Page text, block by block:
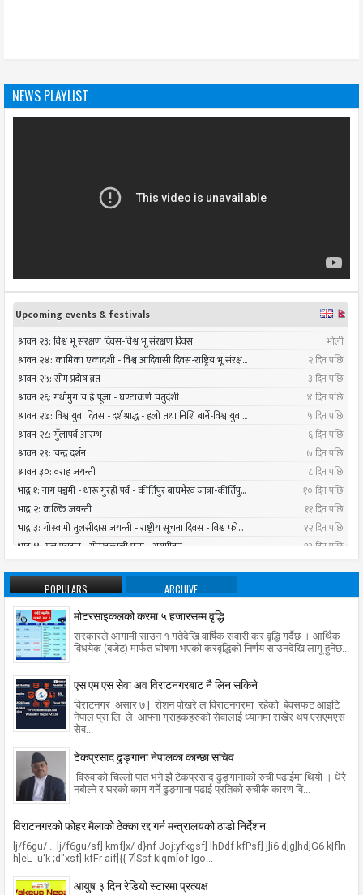
NEWS PLAYLIST
POPULARS ARCHIVE
मोटरसाइकलको करमा ५ हजारसम्म वृद्धि
सरकारले आगामी साउन १ गतेदेखि वार्षिक सवारी कर वृद्धि गर्दैछ । आर्थिक
विधयेक (बजेट) मार्फत घोषणा भएको करवृद्धिको निर्णय साउनदेखि लागू हुनेछ...
एस एम एस सेवा अव विराटनगरबाट नै लिन सकिने
विराटनगर असार ७ | रोशन पोखरे ल विराटनगरमा रहेको बेवसफट आइटि
नेपाल प्रा लि ले आफ्ना ग्राहकहरुको सेवालाई ध्यानमा राखेर थप एसएमएस
सेव...
टेकप्रसाद ढुङ्गाना नेपालका कान्छा सचिव
विरुवाको चिल्लो पात भने झै टेकप्रसाद ढुङ्गानाको रुची पढाईमा थियो । धेरै
नबोल्ने र घरको काम गर्ने ढुङ्गाना पढाई प्रतिको रुचीकै कारण वि...
विराटनगरको फोहर मैलाको ठेक्का रद्द गर्न मन्त्रालयको ठाडो निर्देशन
lj/f6gu/ . lj/f6gu/sf] kmf]x/ d}nf Joj:yfkgsf] lhDdf kfPsf] j]i6 d]g]hd]G6 k|fln
h]eL u'k ;d"xsf] kfFr aif]{{ 7]Ssf k|qm[of lgo...
आयुष ३ दिन रेडियो स्टारमा प्रत्यक्ष